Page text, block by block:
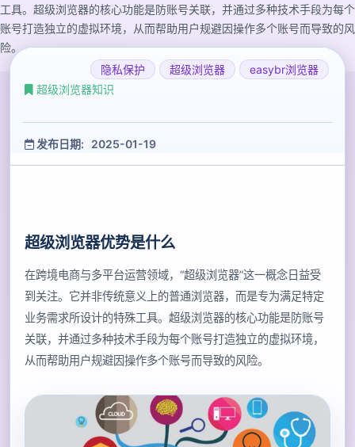
工具。超级浏览器的核心功能是防账号关联，并通过多种技术手段为每个
账号打造独立的虚拟环境，从而帮助用户规避因操作多个账号而导致的风
险。
隐私保护
超级浏览器
easybr浏览器
超级浏览器知识
发布日期: 2025-01-19
超级浏览器优势是什么
在跨境电商与多平台运营领域，“超级浏览器”这一概念日益受
到关注。它并非传统意义上的普通浏览器，而是专为满足特定
业务需求所设计的特殊工具。超级浏览器的核心功能是防账号
关联，并通过多种技术手段为每个账号打造独立的虚拟环境，
从而帮助用户规避因操作多个账号而导致的风险。